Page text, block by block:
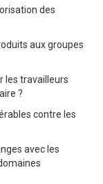
des
aux groupes
les travailleurs
?
contre les
avec les